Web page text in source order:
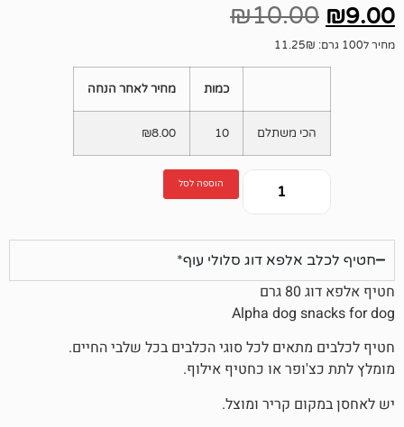
₪
מחיר לאחר הנחה
10
8.00
הוספה לסל
דוג סלולי עוף*
Alpha dog
לכל סוגי הכלבים בכל שלבי החיים.
או כחטיף אילוף.
קריר ומוצל.